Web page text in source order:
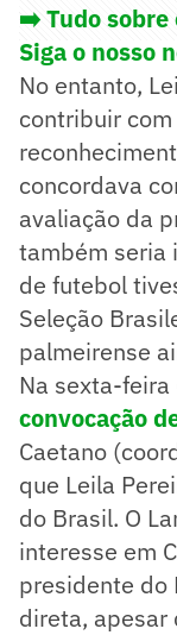
➡️ Tudo sobre
Siga o nosso
No entanto,
contribuir
concordava
avaliação da
também seria
de futebol
Seleção
palmeirense
Na sexta-
convocação
Caetano
que Leila
do Brasil. O
interesse em
presidente do
direta, apesar